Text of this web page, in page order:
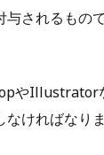
されるもの
やIllustrator
ければなりま